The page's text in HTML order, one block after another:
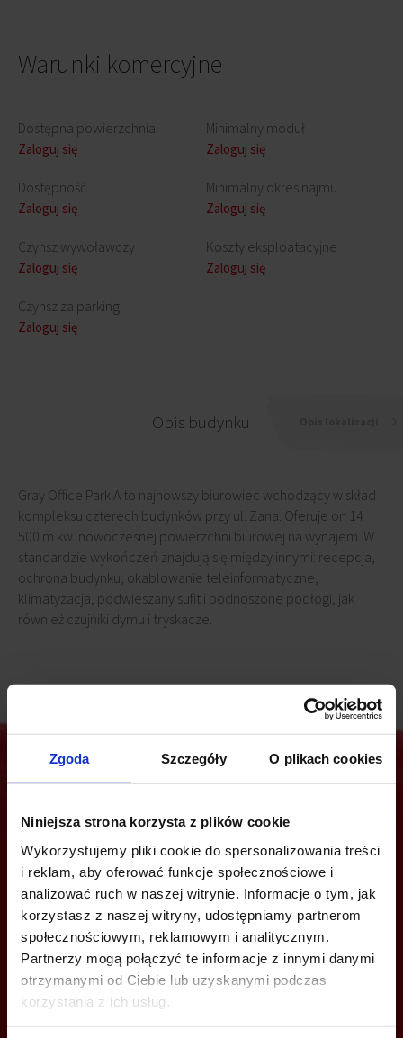
Zgoda Szczegóły O plikach cookies
Niniejsza strona korzysta z plików cookie
Wykorzystujemy pliki cookie do spersonalizowania treści
i reklam, aby oferować funkcje społecznościowe i
analizować ruch w naszej witrynie. Informacje o tym, jak
korzystasz z naszej witryny, udostępniamy partnerom
społecznościowym, reklamowym i analitycznym.
Partnerzy mogą połączyć te informacje z innymi danymi
otrzymanymi od Ciebie lub uzyskanymi podczas
korzystania z ich usług.
Warunki komercyjne
Dostępna powierzchnia
Zaloguj się
Dostępność
Zaloguj się
Czynsz wywoławczy
Zaloguj się
Czynsz za parking
Zaloguj się
Minimalny moduł
Zaloguj się
Minimalny okres najmu
Zaloguj się
Koszty eksploatacyjne
Zaloguj się
Opis budynku
Gray Office Park A to najnowszy biurowiec wchodzący w skład
kompleksu czterech budynków przy ul. Zana. Oferuje on 14
500 m kw. nowoczesnej powierzchni biurowej na wynajem. W
standardzie wykończeń znajdują się między innymi: recepcja,
ochrona budynku, okablowanie teleinformatyczne,
klimatyzacja, podwieszany sufit i podnoszone podłogi, jak
również czujniki dymu i tryskacze.
Jesteś zainteresowany tą ofertą?
ZADZWOŃ I DOWIEDZ SIĘ WIĘCEJ
+48 22 167 04 00
info@bazabiur.pl